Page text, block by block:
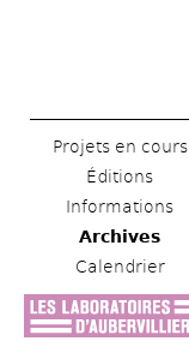
Projets en cours
Éditions
Informations
Archives
Calendrier